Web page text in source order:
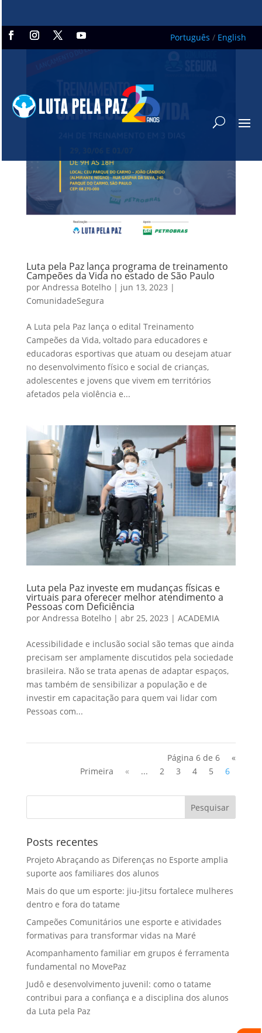
Português / English
Luta pela Paz lança programa de treinamento
Campeões da Vida no estado de São Paulo
por Andressa Botelho| jun 13, 2023 |
ComunidadeSegura
A Luta pela Paz lança o edital Treinamento
Campeões da Vida, voltado para educadores e
educadoras esportivas que atuam ou desejam atuar
no desenvolvimento físico e social de crianças,
adolescentes e jovens que vivem em territórios
afetados pela violência e...
Luta pela Paz investe em mudanças físicas e
virtuais para oferecer melhor atendimento a
Pessoas com Deficiência
por Andressa Botelho| abr 25, 2023 | ACADEMIA
Acessibilidade e inclusão social são temas que ainda
precisam ser amplamente discutidos pela sociedade
brasileira. Não se trata apenas de adaptar espaços,
mas também de sensibilizar a população e de
investir em capacitação para quem vai lidar com
Pessoas com...
Página 6 de 6
«
Primeira
« ... 2 3 4 5 6
Posts recentes
Projeto Abraçando as Diferenças no Esporte amplia
suporte aos familiares dos alunos
Mais do que um esporte: jiu-Jitsu fortalece mulheres
dentro e fora do tatame
Campeões Comunitários une esporte e atividades
formativas para transformar vidas na Maré
Acompanhamento familiar em grupos é ferramenta
fundamental no MovePaz
Judô e desenvolvimento juvenil: como o tatame
contribui para a confiança e a disciplina dos alunos
da Luta pela Paz